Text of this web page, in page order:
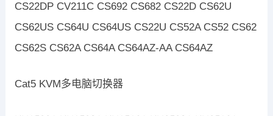
CS22DP CV211C CS692 CS682 CS22D CS62U
CS62US CS64U CS64US CS22U CS52A CS52 CS62
CS62S CS62A CS64A CS64AZ-AA CS64AZ
Cat5 KVM多电脑切换器